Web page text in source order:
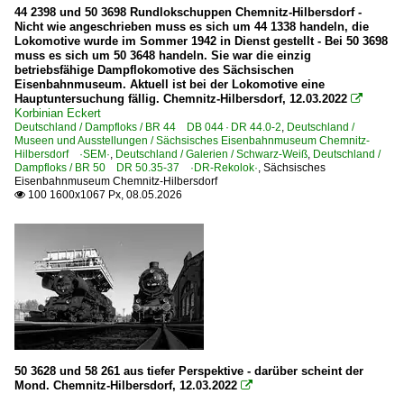
Polen
E-Loks
EU45 · 5 170 · E 189 ·ES 64 F4·
44 2398 und 50 3698 Rundlokschuppen Chemnitz-Hilbersdorf -
Nicht wie angeschrieben muss es sich um 44 1338 handeln, die
Lokomotive wurde im Sommer 1942 in Dienst gestellt - Bei 50 3698
muss es sich um 50 3648 handeln. Sie war die einzig
betriebsfähige Dampflokomotive des Sächsischen
Eisenbahnmuseum. Aktuell ist bei der Lokomotive eine
Hauptuntersuchung fällig. Chemnitz-Hilbersdorf, 12.03.2022 
Korbinian Eckert
Deutschland / Dampfloks / BR 44 DB 044 · DR 44.0-2, Deutschland /
Museen und Ausstellungen / Sächsisches Eisenbahnmuseum Chemnitz-
Hilbersdorf ·SEM·, Deutschland / Galerien / Schwarz-Weiß, Deutschland /
Dampfloks / BR 50 DR 50.35-37 ·DR-Rekolok·, Sächsisches
Eisenbahnmuseum Chemnitz-Hilbersdorf
 100 1600x1067 Px, 08.05.2026
50 3628 und 58 261 aus tiefer Perspektive - darüber scheint der
Mond. Chemnitz-Hilbersdorf, 12.03.2022 